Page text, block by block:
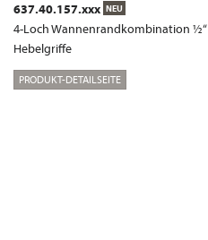
637.40.157.xxx NEU
4-Loch Wannenrandkombination ½“
Hebelgriffe
PRODUKT-DETAILSEITE